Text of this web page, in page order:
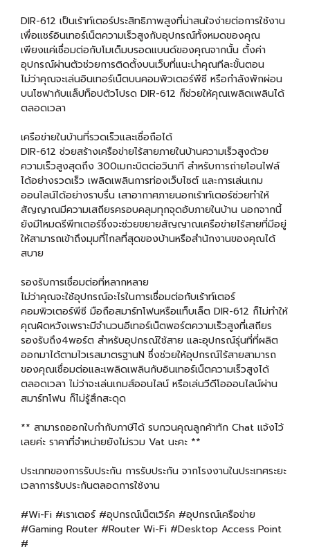
DIR-612 เป็นเร้าท์เตอร์ประสิทธิภาพสูงที่น่าสนใจง่ายต่อการใช้งาน
เพื่อแชร์อินเทอร์เน็ตความเร็วสูงกับอุปกรณ์ทั้งหมดของคุณ
เพียงแค่เชื่อมต่อกับโมเด็มบรอดแบนด์ของคุณจากนั้น ตั้งค่า
อุปกรณ์ผ่านตัวช่วยการติดตั้งบนเว็บที่แนะนำคุณทีละขั้นตอน
ไม่ว่าคุณจะเล่นอินเทอร์เน็ตบนคอมพิวเตอร์พีซี หรือกำลังพักผ่อน
บนโซฟากับแล็ปท็อปตัวโปรด DIR-612 ก็ช่วยให้คุณเพลิดเพลินได้
ตลอดเวลา
เครือข่ายในบ้านที่รวดเร็วและเชื่อถือได้
DIR-612 ช่วยสร้างเครือข่ายไร้สายภายในบ้านความเร็วสูงด้วย
ความเร็วสูงสุดถึง 300เมกะบิตต่อวินาที สำหรับการถ่ายโอนไฟล์
ได้อย่างรวดเร็ว เพลิดเพลินการท่องเว็บไซต์ และการเล่นเกม
ออนไลน์ได้อย่างราบรื่น เสาอากาศภายนอกเร้าท์เตอร์ช่วยทำให้
สัญญาณมีความเสถียรครอบคลุมทุกจุดอับภายในบ้าน นอกจากนี้
ยังมีโหมดรีพีทเตอร์ซึ่งจะช่วยขยายสัญญาณเครือข่ายไร้สายที่มีอยู่
ให้สามารถเข้าถึงมุมที่ไกลที่สุดของบ้านหรือสำนักงานของคุณได้
สบาย
รองรับการเชื่อมต่อที่หลากหลาย
ไม่ว่าคุณจะใช้อุปกรณ์อะไรในการเชื่อมต่อกับเร้าท์เตอร์
คอมพิวเตอร์พีซี มือถือสมาร์ทโฟนหรือแท็บเล็ต DIR-612 ก็ไม่ทำให้
คุณผิดหวังเพราะมีจำนวนอีเทอร์เน็ตพอร์ตความเร็วสูงที่เสถียร
รองรับถึง4พอร์ต สำหรับอุปกรณ์ใช้สาย และอุปกรณ์รุ่นที่ที่ผลิต
ออกมาได้ตามไวเรสมาตรฐานN ซึ่งช่วยให้อุปกรณ์ไร้สายสามารถ
ของคุณเชื่อมต่อและเพลิดเพลินกับอินเทอร์เน็ตความเร็วสูงได้
ตลอดเวลา ไม่ว่าจะเล่นเกมส์ออนไลน์ หรือเล่นวีดีโอออนไลน์ผ่าน
สมาร์ทโฟน ก็ไม่รู้สึกสะดุด
** สามารถออกใบกำกับภาษีได้ รบกวนคุณลูกค้าทัก Chat แจ้งไว้
เลยค่ะ ราคาที่จำหน่ายยังไม่รวม Vat นะคะ **
ประเภทของการรับประกัน การรับประกัน จากโรงงานในประเทศระยะ
เวลาการรับประกันตลอดการใช้งาน
#Wi-Fi #เราเตอร์ #อุปกรณ์เน็ตเวิร์ค #อุปกรณ์เครือข่าย
#Gaming Router #Router Wi-Fi #Desktop Access Point
#